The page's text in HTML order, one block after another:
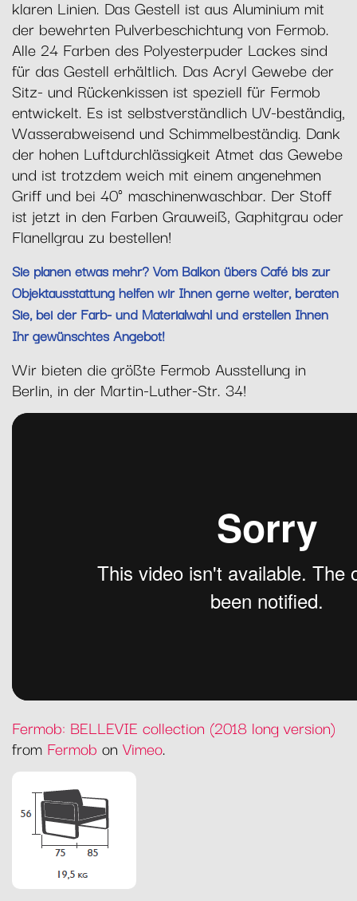
klaren Linien. Das Gestell ist aus Aluminium mit
der bewehrten Pulverbeschichtung von Fermob.
Alle 24 Farben des Polyesterpuder Lackes sind
für das Gestell erhältlich. Das Acryl Gewebe der
Sitz- und Rückenkissen ist speziell für Fermob
entwickelt. Es ist selbstverständlich UV-beständig,
Wasserabweisend und Schimmelbeständig. Dank
der hohen Luftdurchlässigkeit Atmet das Gewebe
und ist trotzdem weich mit einem angenehmen
Griff und bei 40° maschinenwaschbar. Der Stoff
ist jetzt in den Farben Grauweiß, Gaphitgrau oder
Flanellgrau zu bestellen!
Sie planen etwas mehr? Vom Balkon übers Café bis zur
Objektausstattung helfen wir Ihnen gerne weiter, beraten
Sie, bei der Farb- und Materialwahl und erstellen Ihnen
Ihr gewünschtes Angebot!
Wir bieten die größte Fermob Ausstellung in
Berlin, in der Martin-Luther-Str. 34!
Fermob: BELLEVIE collection (2018 long version)
from Fermob on Vimeo.